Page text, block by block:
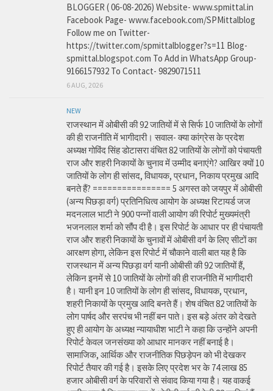
BLOGGER ( 06-08-2026) Website- www.spmittal.in
Facebook Page- www.facebook.com/SPMittalblog
Follow me on Twitter-
https://twitter.com/spmittalblogger?s=11 Blog-
spmittal.blogspot.com To Add in WhatsApp Group-
9166157932 To Contact- 9829071511
6 AUG, 2026
NEW
राजस्थान में ओबीसी की 92 जातियों में से सिर्फ 10 जातियों के लोगों
की ही राजनीति में भागीदारी। सवाल- क्या कांग्रेस के प्रदेश
अध्यक्ष गोविंद सिंह डोटासरा वंचित 82 जातियों के लोगों को पंचायती
राज और शहरी निकायों के चुनाव में उम्मीद बनाएंगे? आखिर क्यों 10
जातियों के लोग ही सांसद, विधायक, प्रधान, निकाय प्रमुख आदि
बनते हैं? ================ 5 अगस्त को जयपुर में ओबीसी
(अन्य पिछड़ा वर्ग) प्रतिनिधित्व आयोग के अध्यक्ष रिटायर्ड जज
मदनलाल भाटी ने 900 पन्नों वाली आयोग की रिपोर्ट मुख्यमंत्री
भजनलाल शर्मा को सौंप दी है। इस रिपोर्ट के आधार पर ही पंचायती
राज और शहरी निकायों के चुनावों में ओबीसी वर्ग के लिए सीटों का
आरक्षण होगा, लेकिन इस रिपोर्ट में चौकाने वाली बात यह है कि
राजस्थान में अन्य पिछड़ा वर्ग यानी ओबीसी की 92 जातियों हैं,
लेकिन इनमें से 10 जातियों के लोगों की ही राजनीति में भागीदारी
है। यानी इन 10 जातियों के लोग ही सांसद, विधायक, प्रधान,
शहरी निकायों के प्रमुख आदि बनते हैं। शेष वंचित 82 जातियों के
लोग पार्षद और सरपंच भी नहीं बन पाते। इस बड़े अंतर को देखते
हुए ही आयोग के अध्यक्ष न्यायाधीश भाटी ने कहा कि उन्होंने अपनी
रिपोर्ट केवल जनसंख्या को आधार मानकर नहीं बनाई है।
सामाजिक, आर्थिक और राजनीतिक पिछड़ेपन को भी देखकर
रिपोर्ट तैयार की गई है। इसके लिए प्रदेश भर के 74 लाख 85
हजार ओबीसी वर्ग के परिवारों से संवाद किया गया है। यह वाकई